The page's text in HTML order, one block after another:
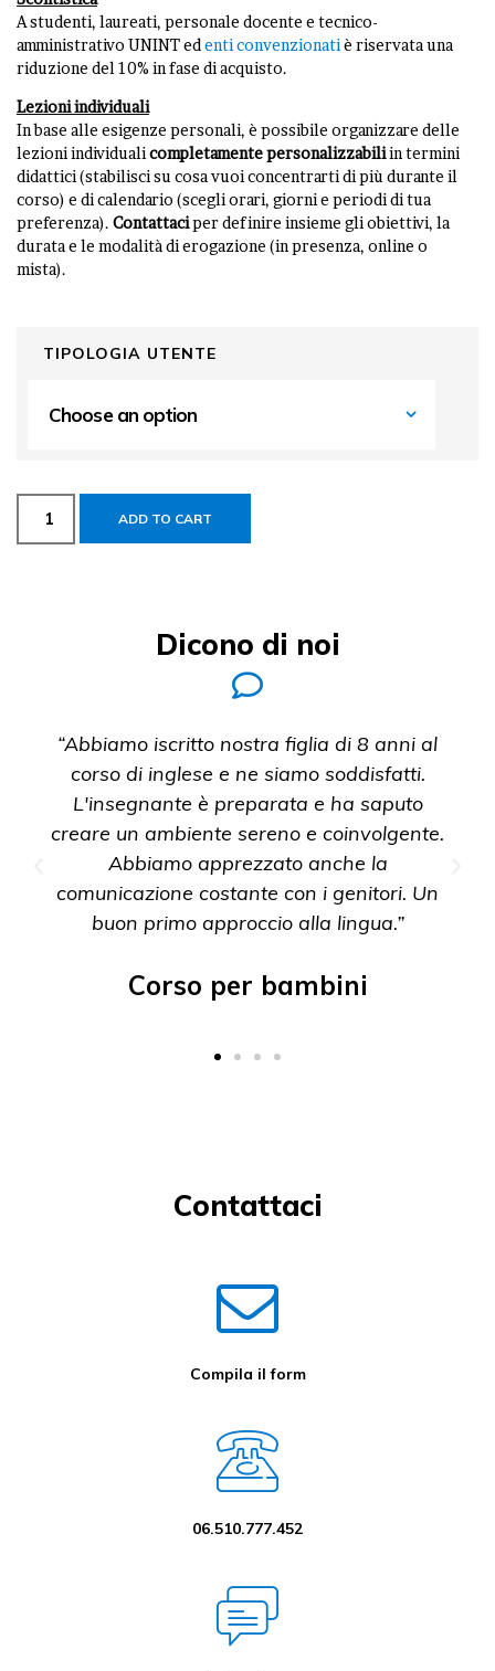
A studenti, laureati, personale docente e tecnico-
amministrativo UNINT ed enti convenzionatiè riservata una
riduzione del 10% in fase di acquisto.
Lezioni individuali
In base alle esigenze personali, è possibile organizzare delle
lezioni individualicompletamente personalizzabiliin termini
didattici (stabilisci su cosa vuoi concentrarti di più durante il
corso) e di calendario (scegli orari, giorni e periodi di tua
preferenza). Contattaciper definire insieme gli obiettivi, la
durata e le modalità di erogazione (in presenza, online o
mista).
TIPOLOGIA UTENTE
ADD TO CART
Dicono di noi
“Abbiamo iscritto nostra figlia di 8 anni al
corso di inglese e ne siamo soddisfatti.
L'insegnante è preparata e ha saputo
creare un ambiente sereno e coinvolgente.
Abbiamo apprezzato anche la
comunicazione costante con i genitori. Un
buon primo approccio alla lingua.”
Corso per bambini
Contattaci
Compila il form
06.510.777.452